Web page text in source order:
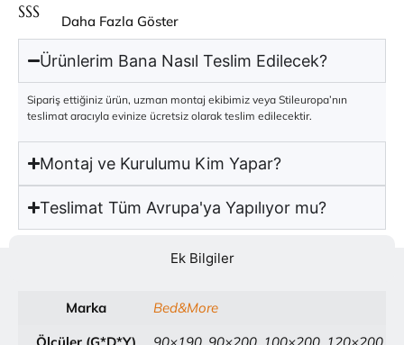
SSS Daha Fazla Göster
Ürünlerim Bana Nasıl Teslim Edilecek?
Sipariş ettiğiniz ürün, uzman montaj ekibimiz veya Stileuropa’nın
teslimat aracıyla evinize ücretsiz olarak teslim edilecektir.
Montaj ve Kurulumu Kim Yapar?
Teslimat Tüm Avrupa'ya Yapılıyor mu?
Ek Bilgiler
Marka
Bed&More
Ölçüler (G*D*Y)
90×190, 90×200, 100×200, 120×200,